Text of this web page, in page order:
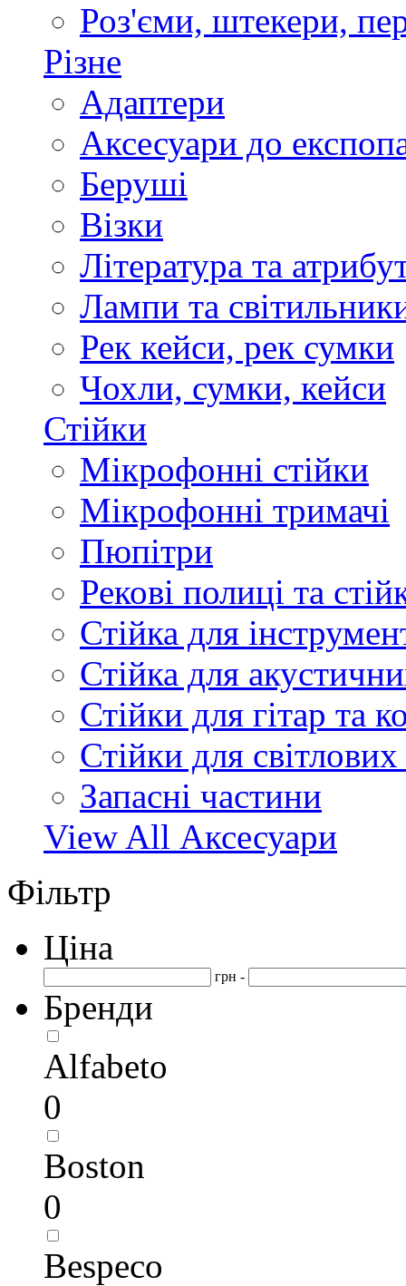
Роз'єми, штекери,
Різне
Адаптери
Аксесуари до
Беруші
Візки
Література та
Лампи та
Рек кейси, рек сумки
Чохли, сумки, кейси
Стійки
Мікрофонні стійки
Мікрофонні тримачі
Пюпітри
Рекові полиці та
Стійка для
Стійка для
Стійки для гітар та
Стійки для
Запасні частини
View All Аксесуари
Фільтр
Ціна
грн -
Бренди
Alfabeto
0
Boston
0
Bespeco